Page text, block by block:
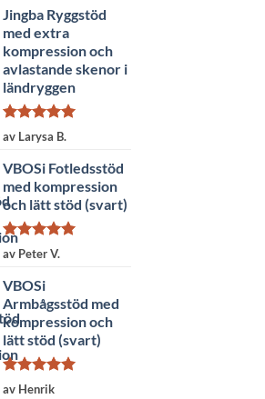
Jingba Ryggstöd
med extra
kompression och
avlastande skenor i
ländryggen
Betygsatt5
av Larysa B.
VBOSi Fotledsstöd
med kompression
och lätt stöd (svart)
Betygsatt
av Peter V.
VBOSi
Armbågsstöd med
kompression och
lätt stöd (svart)
Betygsatt
av Henrik